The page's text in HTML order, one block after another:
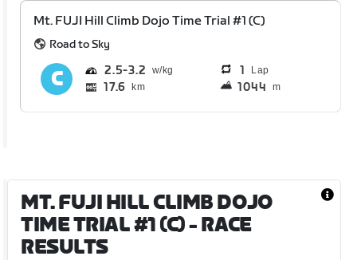
Mt. FUJI Hill Climb Dojo Time Trial #1 (C)
Road to Sky
2.5 3.2 1 Lap
17.6 km 1044 m
MT. FUJI HILL CLIMB DOJO
TIME TRIAL #1 (C)- RACE
RESULTS